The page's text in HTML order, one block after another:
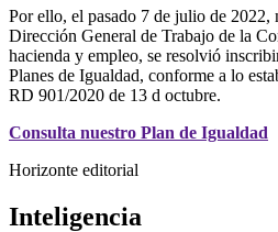
Por ello, el pasado 7 de julio de 2022,
Dirección General de Trabajo de la
hacienda y empleo, se resolvió
Planes de Igualdad, conforme a lo
RD 901/2020 de 13 d octubre.
Consulta nuestro Plan de Igualdad
Horizonte editorial
Inteligencia